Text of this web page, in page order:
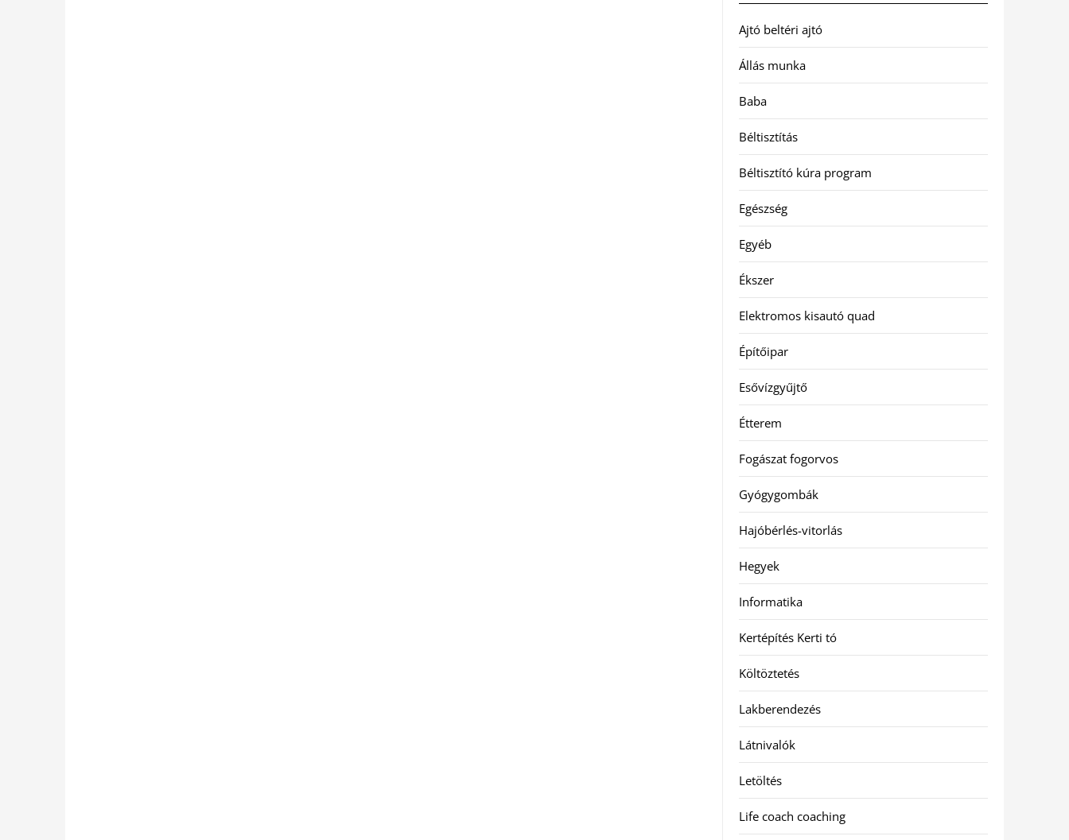
Ajtó beltéri ajtó
Állás munka
Baba
Béltisztítás
Béltisztító kúra program
Egészség
Egyéb
Ékszer
Elektromos kisautó quad
Építőipar
Esővízgyűjtő
Étterem
Fogászat fogorvos
Gyógygombák
Hajóbérlés-vitorlás
Hegyek
Informatika
Kertépítés Kerti tó
Költöztetés
Lakberendezés
Látnivalók
Letöltés
Life coach coaching